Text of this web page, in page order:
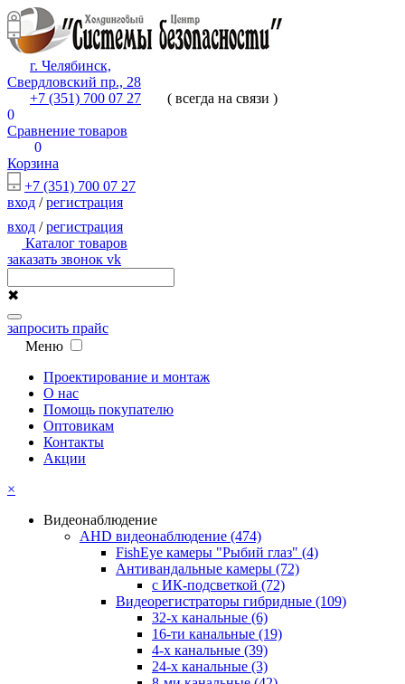
г. Челябинск,
Свердловский пр., 28
+7 (351) 700 07 27
( всегда на связи )
0
Сравнение товаров
0
Корзина
+7 (351) 700 07 27
вход /регистрация
вход /регистрация
Каталог товаров
заказать звонок vk
✖
запросить прайс
Меню
Проектирование и монтаж
О нас
Помощь покупателю
Оптовикам
Контакты
Акции
×
Видеонаблюдение
AHD видеонаблюдение (474)
FishEye камеры "Рыбий глаз" (4)
Антивандальные камеры (72)
с ИК-подсветкой (72)
Видеорегистраторы гибридные (109)
32-х канальные (6)
16-ти канальные (19)
4-х канальные (39)
24-х канальные (3)